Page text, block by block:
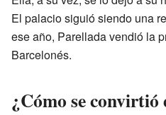
El palacio siguió siendo una
ese año, Parellada vendió la
Barcelonés.
¿Cómo se convirtió